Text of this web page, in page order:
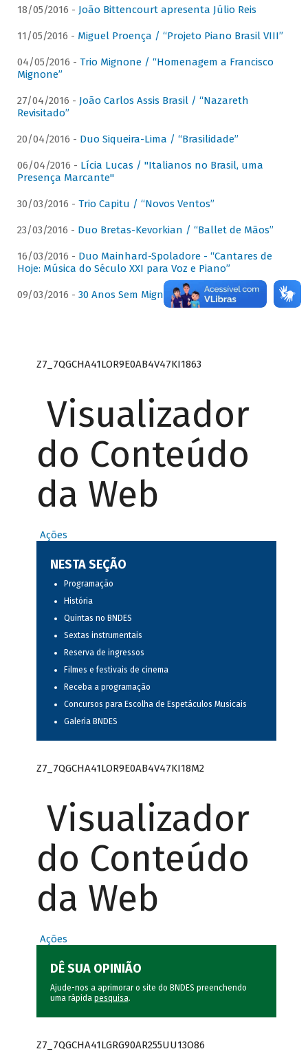
18/05/2016 - João Bittencourt apresenta Júlio Reis
11/05/2016 - Miguel Proença / “Projeto Piano Brasil VIII”
04/05/2016 - Trio Mignone / “Homenagem a Francisco
Mignone”
27/04/2016 - João Carlos Assis Brasil / “Nazareth
Revisitado”
20/04/2016 - Duo Siqueira-Lima / “Brasilidade”
06/04/2016 - Lícia Lucas / "Italianos no Brasil, uma
Presença Marcante"
30/03/2016 - Trio Capitu / “Novos Ventos”
23/03/2016 - Duo Bretas-Kevorkian / “Ballet de Mãos”
16/03/2016 - Duo Mainhard-Spoladore - “Cantares de
Hoje: Música do Século XXI para Voz e Piano”
09/03/2016 - 30 Anos Sem Mignone
Z7_7QGCHA41LOR9E0AB4V47KI1863
Visualizador
do Conteúdo
da Web
Ações
NESTA SEÇÃO
Programação
História
Quintas no BNDES
Sextas instrumentais
Reserva de ingressos
Filmes e festivais de cinema
Receba a programação
Concursos para Escolha de Espetáculos Musicais
Galeria BNDES
Z7_7QGCHA41LOR9E0AB4V47KI18M2
Visualizador
do Conteúdo
da Web
Ações
DÊ SUA OPINIÃO
Ajude-nos a aprimorar o site do BNDES preenchendo
uma rápida pesquisa.
Z7_7QGCHA41LGRG90AR255UU13O86